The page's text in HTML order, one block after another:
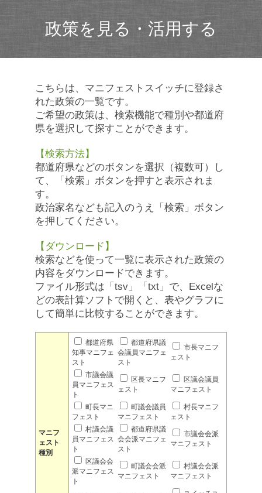
政策を見る・活用する
こちらは、マニフェストスイッチに登録さ
れた政策の一覧です。
ご希望の政策は、検索機能で種別や都道府
県を選択して探すことができます。
【検索方法】
都道府県などのボタンを選択（複数可）し
て、「検索」ボタンを押すと表示されま
す。
政治家名なども記入のうえ「検索」ボタン
を押してください。
【ダウンロード】
検索などを使って一覧に表示された政策の
内容をダウンロードできます。
ファイル形式は「tsv」「txt」で、Excelな
どの表計算ソフトで開くと、表やグラフに
して簡単に比較することができます。
マニフ
ェスト
種別
都道府県
知事マニフェ
スト
都道府県議
会議員マニフェ
スト
市長マニフ
ェスト
市議会議
員マニフェス
ト
区長マニフ
ェスト
区議会議員
マニフェスト
町長マニ
フェスト
町議会議員
マニフェスト
村長マニフ
ェスト
村議会議
員マニフェス
ト
都道府県議
会会派マニフェ
スト
市議会会派
マニフェスト
区議会会
派マニフェス
ト
町議会会派
マニフェスト
村議会会派
マニフェスト